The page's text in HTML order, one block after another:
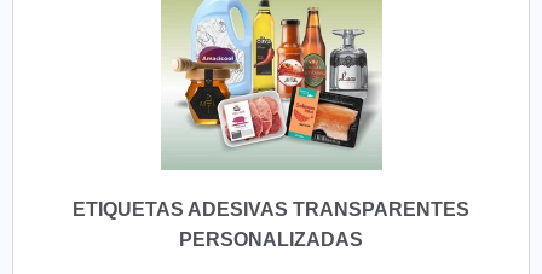
ETIQUETAS ADESIVAS TRANSPARENTES
PERSONALIZADAS